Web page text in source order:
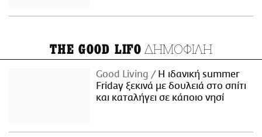
THE GOOD LIFO ΔΗΜΟΦΙΛΗ
Good Living
Η ιδανική summer
Friday ξεκινά με δουλειά στο σπίτι
και καταλήγει σε κάποιο νησί